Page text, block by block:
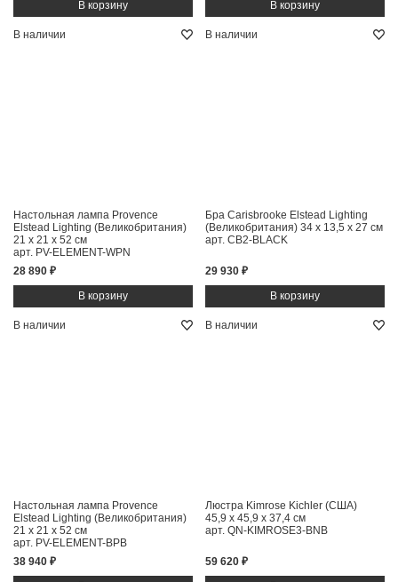
В наличии
Настольная лампа Provence
Elstead Lighting (Великобритания)
21 x 21 x 52 см
арт. PV-ELEMENT-WPN
28 890 ₽
В наличии
Бра Carisbrooke Elstead Lighting
(Великобритания) 34 x 13,5 x 27 см
арт. CB2-BLACK
29 930 ₽
В наличии
Настольная лампа Provence
Elstead Lighting (Великобритания)
21 x 21 x 52 см
арт. PV-ELEMENT-BPB
38 940 ₽
В наличии
Люстра Kimrose Kichler (США)
45,9 x 45,9 x 37,4 см
арт. QN-KIMROSE3-BNB
59 620 ₽